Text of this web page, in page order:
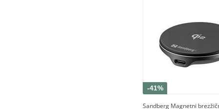
-41%
Sandberg Magnetni